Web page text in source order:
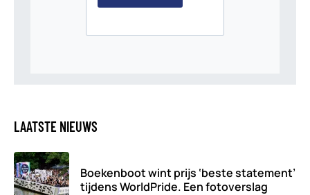
LAATSTE NIEUWS
Boekenboot wint prijs ‘beste statement’
tijdens WorldPride. Een fotoverslag